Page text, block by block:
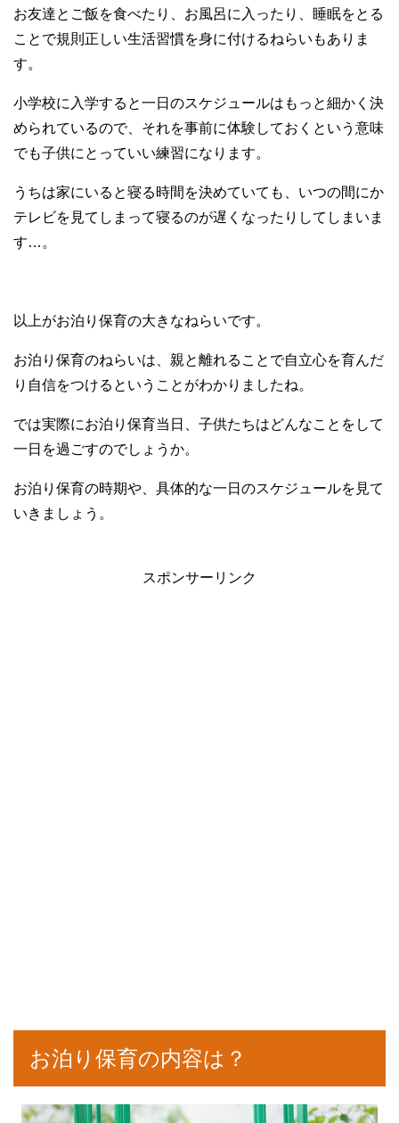
お友達とご飯を食べたり、お風呂に入ったり、睡眠をとる
ことで規則正しい生活習慣を身に付けるねらいもありま
す。
小学校に入学すると一日のスケジュールはもっと細かく決
められているので、それを事前に体験しておくという意味
でも子供にとっていい練習になります。
うちは家にいると寝る時間を決めていても、いつの間にか
テレビを見てしまって寝るのが遅くなったりしてしまいま
す…。
以上がお泊り保育の大きなねらいです。
お泊り保育のねらいは、親と離れることで自立心を育んだ
り自信をつけるということがわかりましたね。
では実際にお泊り保育当日、子供たちはどんなことをして
一日を過ごすのでしょうか。
お泊り保育の時期や、具体的な一日のスケジュールを見て
いきましょう。
スポンサーリンク
お泊り保育の内容は？